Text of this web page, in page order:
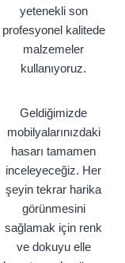
yetenekli son
profesyonel kalitede
malzemeler
kullanıyoruz.
Geldiğimizde
mobilyalarınızdaki
hasarı tamamen
inceleyeceğiz. Her
şeyin tekrar harika
görünmesini
sağlamak için renk
ve dokuyu elle